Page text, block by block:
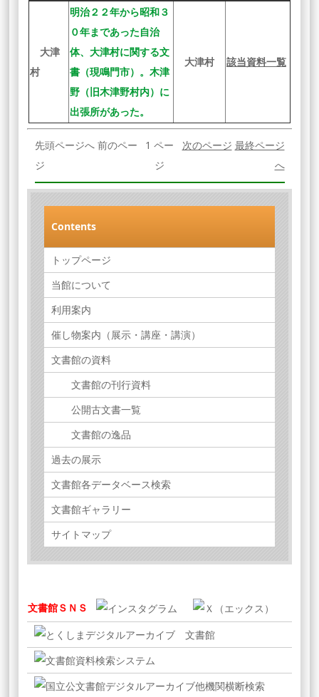
大津
村
明治２２年から昭和３
０年まであった自治
体、大津村に関する文
書（現鳴門市）。木津
野（旧木津野村内）に
出張所があった。
大津村 該当資料一覧
先頭ページへ 前のペー
ジ
1 ペー
ジ
次のページ 最終ページ
へ
Contents
トップページ
当館について
利用案内
催し物案内（展示・講座・講演）
文書館の資料
文書館の刊行資料
公開古文書一覧
文書館の逸品
過去の展示
文書館各データベース検索
文書館ギャラリー
サイトマップ
文書館ＳＮＳ